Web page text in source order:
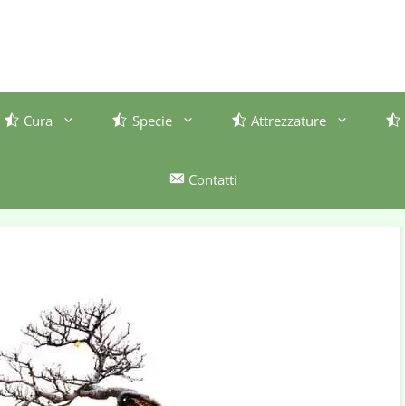
Cura Specie Attrezzature
Contatti